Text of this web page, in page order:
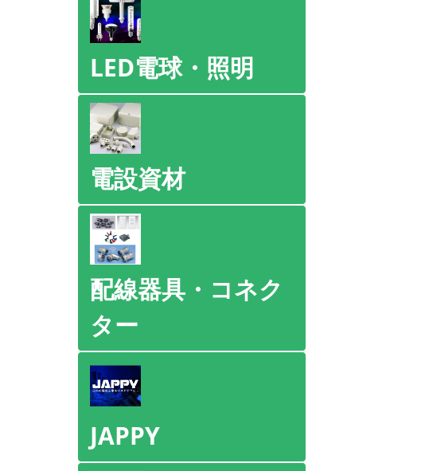
LED電球・照明
電設資材
配線器具・コネク
ター
JAPPY